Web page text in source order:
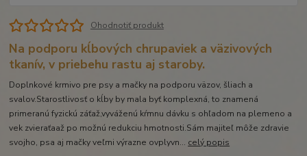
Ohodnotiť produkt
Na podporu kĺbových chrupaviek a väzivových
tkanív, v priebehu rastu aj staroby.
Doplnkové krmivo pre psy a mačky na podporu väzov, šliach a
svalov.Starostlivosť o kĺby by mala byť komplexná, to znamená
primeranú fyzickú záťaž,vyváženú kŕmnu dávku s ohľadom na plemeno a
vek zvieraťaaž po možnú redukciu hmotnosti.Sám majiteľ môže zdravie
svojho, psa aj mačky veľmi výrazne ovplyvn... celý popis